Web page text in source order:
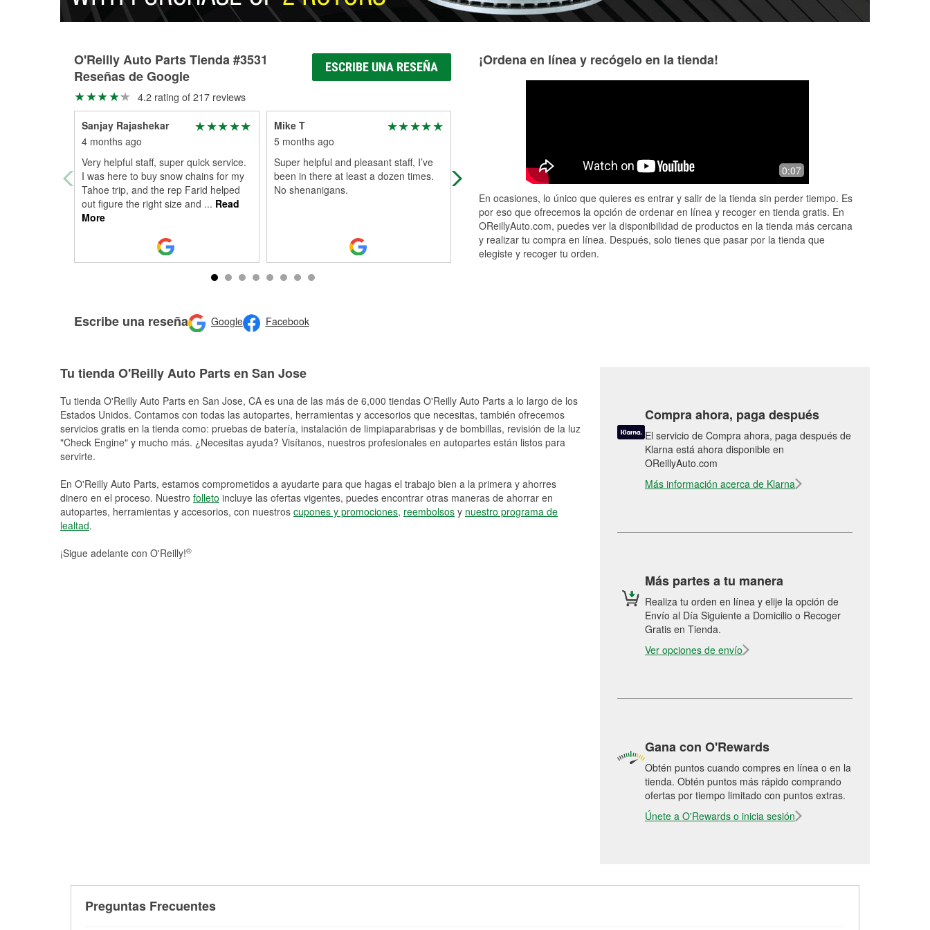
O'Reilly Auto Parts Tienda #3531
Reseñas de Google
ESCRIBE UNA RESEÑA
4.2 rating of 217 reviews
Sanjay Rajashekar
4 months ago
Very helpful staff, super quick service.
I was here to buy snow chains for my
Tahoe trip, and the rep Farid helped
out figure the right size and ... Read
More
Mike T
5 months ago
Super helpful and pleasant staff, I’ve
been in there at least a dozen times.
No shenanigans.
The best store, the store managers
always kind. Especially today Mr.
really appreciate his help
Had a great experience today when
my husband and I came in to replace
selection to choose from and Darryl
was inc ...Read More
me in my
Escribe una reseña Google Facebook
¡Ordena en línea y recógelo en la tienda!
0:07
En ocasiones, lo único que quieres es entrar y salir de la tienda sin perder tiempo. Es
por eso que ofrecemos la opción de ordenar en línea y recoger en tienda gratis. En
OReillyAuto.com, puedes ver la disponibilidad de productos en la tienda más cercana
y realizar tu compra en línea. Después, solo tienes que pasar por la tienda que
elegiste y recoger tu orden.
Tu tienda O'Reilly Auto Parts en San Jose
Tu tienda O'Reilly Auto Parts en San Jose, CA es una de las más de 6,000 tiendas O'Reilly Auto Parts a lo largo de los
Estados Unidos. Contamos con todas las autopartes, herramientas y accesorios que necesitas, también ofrecemos
servicios gratis en la tienda como: pruebas de batería, instalación de limpiaparabrisas y de bombillas, revisión de la luz
"Check Engine" y mucho más. ¿Necesitas ayuda? Visítanos, nuestros profesionales en autopartes están listos para
servirte.
En O'Reilly Auto Parts, estamos comprometidos a ayudarte para que hagas el trabajo bien a la primera y ahorres
dinero en el proceso. Nuestro folleto incluye las ofertas vigentes, puedes encontrar otras maneras de ahorrar en
autopartes, herramientas y accesorios, con nuestros cupones y promociones, reembolsos y nuestro programa de
lealtad.
¡Sigue adelante con O'Reilly!®
Compra ahora, paga después
El servicio de Compra ahora, paga después de
Klarna está ahora disponible en
OReillyAuto.com
Más información acerca de Klarna
Más partes a tu manera
Realiza tu orden en línea y elije la opción de
Envío al Día Siguiente a Domicilio o Recoger
Gratis en Tienda.
Ver opciones de envío
Gana con O'Rewards
Obtén puntos cuando compres en línea o en la
tienda. Obtén puntos más rápido comprando
ofertas por tiempo limitado con puntos extras.
Únete a O'Rewards o inicia sesión
Preguntas Frecuentes